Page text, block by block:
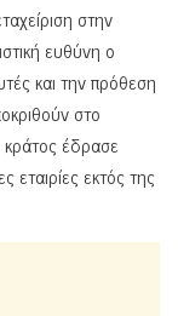
στην
ευθύνη ο
και την πρόθεση
στο
κράτος έδρασε
εταιρίες εκτός της